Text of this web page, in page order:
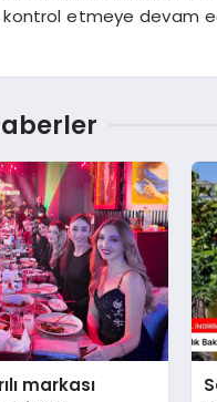
kontrol etmeye devam
markası